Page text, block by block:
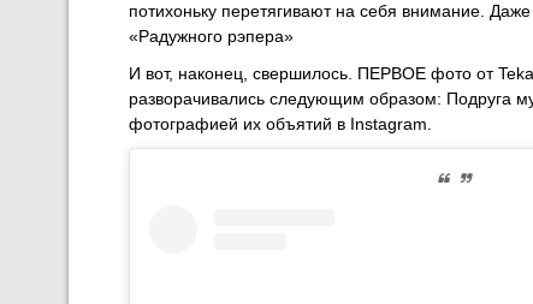
потихоньку перетягивают на себя внимание.
«Радужного рэпера»
И вот, наконец, свершилось. ПЕРВОЕ фото от
разворачивались следующим образом: Подруга
фотографией их объятий в Instagram.